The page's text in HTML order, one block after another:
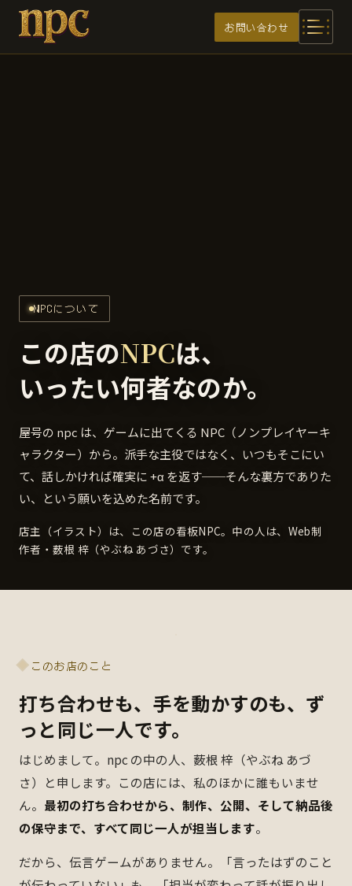
メインコンテンツへスキップ
お問い合わせ
NPCについて
この店のNPCは、
いったい何者なのか。
屋号の npc は、ゲームに出てくる NPC（ノンプレイヤーキ
ャラクター）から。派手な主役ではなく、いつもそこにい
て、話しかければ確実に +α を返す──そんな裏方でありた
い、という願いを込めた名前です。
店主（イラスト）は、この店の看板NPC。中の人は、Web制
作者・薮根 梓（やぶね あづさ）です。
このお店のこと
打ち合わせも、手を動かすのも、ず
っと同じ一人です。
はじめまして。npc の中の人、薮根 梓（やぶね あづ
さ）と申します。この店には、私のほかに誰もいませ
ん。 最初の打ち合わせから、制作、公開、そして納品後
の保守まで、すべて同じ一人が担当します。
だから、伝言ゲームがありません。「言ったはずのこと